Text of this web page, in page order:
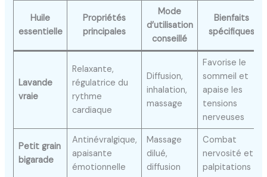
Huile
essentielle
Propriétés
principales
Mode
d’utilisation
conseillé
Bienfaits
spécifiques
Lavande
vraie
Relaxante,
régulatrice du
rythme
cardiaque
Diffusion,
inhalation,
massage
Favorise le
sommeil et
apaise les
tensions
nerveuses
Petit grain
bigarade
Antinévralgique,
apaisante
émotionnelle
Massage
dilué,
diffusion
Combat
nervosité et
palpitations